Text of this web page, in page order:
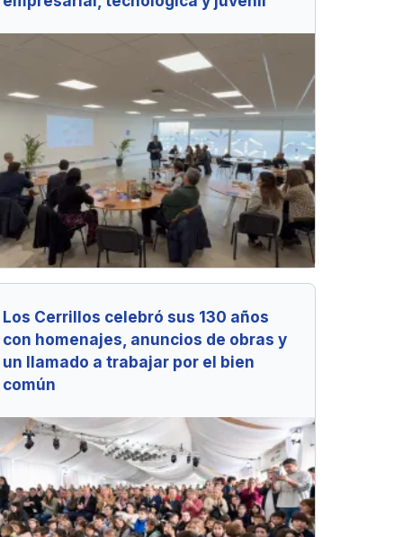
Los Cerrillos celebró sus 130 años
con homenajes, anuncios de obras y
un llamado a trabajar por el bien
común